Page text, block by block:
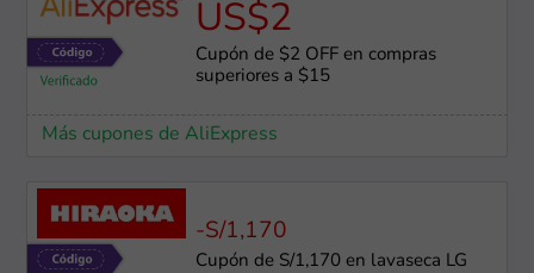
US$2
Cupón de $2 OFF en compras
superiores a $15
Más cupones de AliExpress
-S/1,170
Cupón de S/1,170 en lavaseca LG